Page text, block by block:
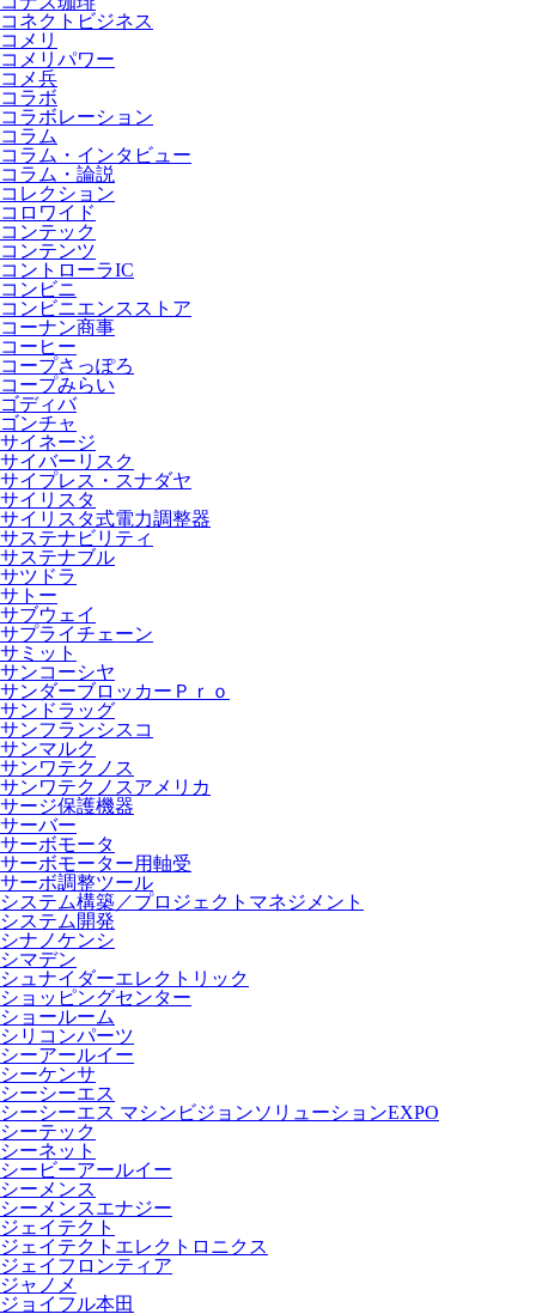
コネクトビジネス
コメリ
コメリパワー
コメ兵
コラボ
コラボレーション
コラム
コラム・インタビュー
コラム・論説
コレクション
コロワイド
コンテック
コンテンツ
コントローラIC
コンビニ
コンビニエンスストア
コーナン商事
コーヒー
コープさっぽろ
コープみらい
ゴディバ
ゴンチャ
サイネージ
サイバーリスク
サイプレス・スナダヤ
サイリスタ
サイリスタ式電力調整器
サステナビリティ
サステナブル
サツドラ
サトー
サブウェイ
サプライチェーン
サミット
サンコーシヤ
サンダーブロッカーＰｒｏ
サンドラッグ
サンフランシスコ
サンマルク
サンワテクノス
サンワテクノスアメリカ
サージ保護機器
サーバー
サーボモータ
サーボモーター用軸受
サーボ調整ツール
システム構築／プロジェクトマネジメント
システム開発
シナノケンシ
シマデン
シュナイダーエレクトリック
ショッピングセンター
ショールーム
シリコンパーツ
シーアールイー
シーケンサ
シーシーエス
シーシーエス マシンビジョンソリューションEXPO
シーテック
シーネット
シービーアールイー
シーメンス
シーメンスエナジー
ジェイテクト
ジェイテクトエレクトロニクス
ジェイフロンティア
ジャノメ
ジョイフル本田